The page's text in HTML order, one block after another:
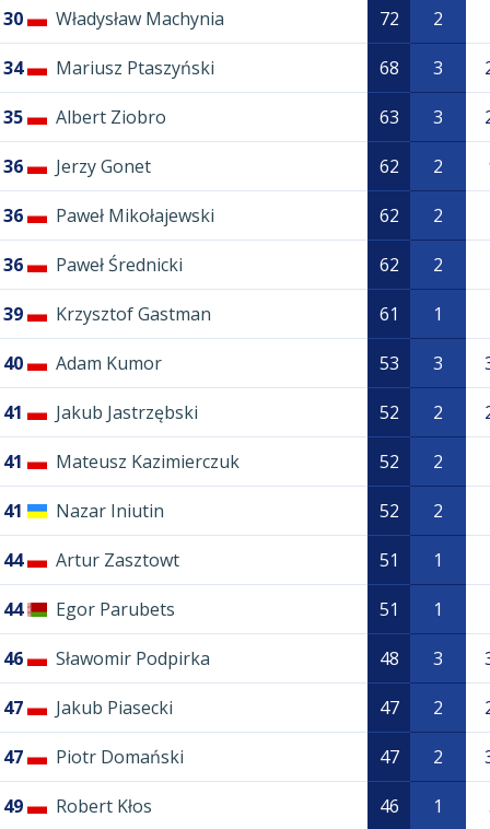
30 Władysław Machynia 72 2
34 Mariusz Ptaszyński 68 3
35 Albert Ziobro 63 3
36 Jerzy Gonet 62 2
36 Paweł Mikołajewski 62 2
36 Paweł Średnicki 62 2
39 Krzysztof Gastman 61 1
40 Adam Kumor 53 3
41 Jakub Jastrzębski 52 2
41 Mateusz Kazimierczuk 52 2
41 Nazar Iniutin 52 2
44 Artur Zasztowt 51 1
44 Egor Parubets 51 1
46 Sławomir Podpirka 48 3
47 Jakub Piasecki 47 2
47 Piotr Domański 47 2
49 Robert Kłos 46 1